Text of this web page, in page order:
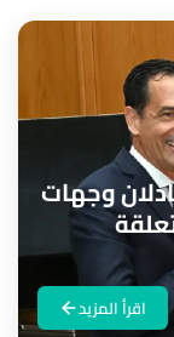
وجهات
اقرأ المزيد